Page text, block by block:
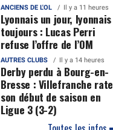
ANCIENS DE L'OL Il y a 11 heures
Lyonnais un jour, lyonnais
toujours : Lucas Perri
refuse l’offre de l’OM
AUTRES CLUBS Il y a 14 heures
Derby perdu à Bourg-en-
Bresse : Villefranche rate
son début de saison en
Ligue 3 (3-2)